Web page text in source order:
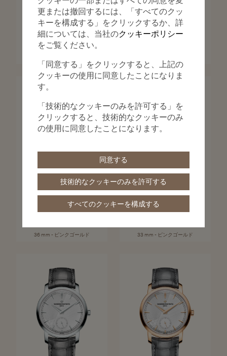
パトリモニー
パトリモニー・ムーンフェイ
ズ・レトログラード・デイト
パトリモニー
パトリモニー・オートマティ
トラディショナル
36 mm - ピンクゴールド
トラディショナル
33 mm - ピンクゴールド
更または撤回するには、「すべてのクッ
キーを構成する」をクリックするか、詳
細については、当社のクッキーポリシー
をご覧ください。
「同意する」をクリックすると、上記の
クッキーの使用に同意したことになりま
す。
「技術的なクッキーのみを許可する」を
クリックすると、技術的なクッキーのみ
の使用に同意したことになります。
同意する
技術的なクッキーのみを許可する
すべてのクッキーを構成する